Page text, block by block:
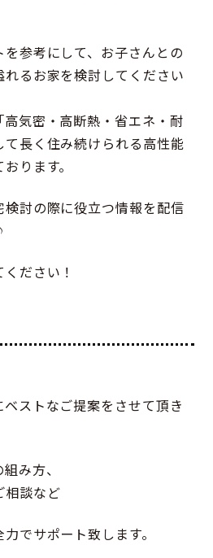
参考にして、お子さんとの
るお家を検討してください
気密・高断熱・省エネ・耐
長く住み続けられる高性能
ります。
討の際に役立つ情報を配信
ださい！
ストなご提案をさせて頂き
み方、
相談など
でサポート致します。